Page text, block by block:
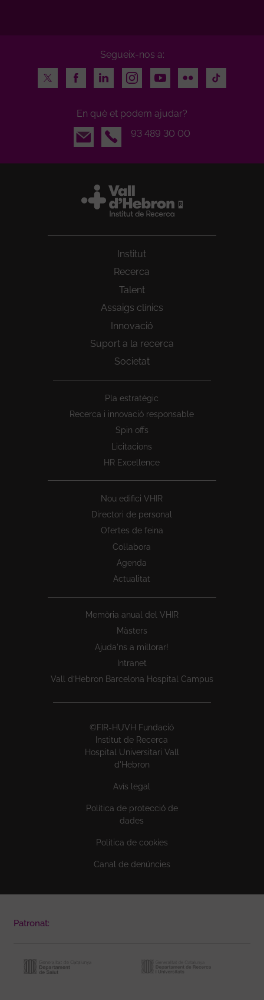
Segueix-nos a:
Twitter
FacebookLinkedInInstagramYoutubeFlickr TikTok
En què et podem ajudar?
Email
93 489 30 00
Institut
Recerca
Talent
Assaigs clínics
Innovació
Suport a la recerca
Societat
Pla estratègic
Recerca i innovació responsable
Spin offs
Licitacions
HR Excellence
Nou edifici VHIR
Directori de personal
Ofertes de feina
Col·labora
Agenda
Actualitat
Memòria anual del VHIR
Màsters
Ajuda'ns a millorar!
Intranet
Vall d’Hebron Barcelona Hospital Campus
©FIR-HUVH Fundació
Institut de Recerca
Hospital Universitari Vall
d'Hebron
Avís legal
Política de protecció de
dades
Política de cookies
Canal de denúncies
Patronat: